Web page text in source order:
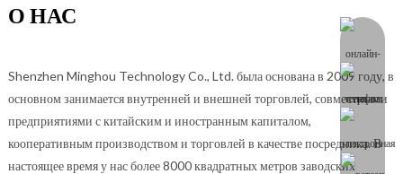
О НАС
Shenzhen Minghou Technology Co., Ltd. была основана в 2009 году, в
основном занимается внутренней и внешней торговлей, совместными
предприятиями с китайским и иностранным капиталом,
кооперативным производством и торговлей в качестве посредника. В
настоящее время у нас более 8000 квадратных метров заводских